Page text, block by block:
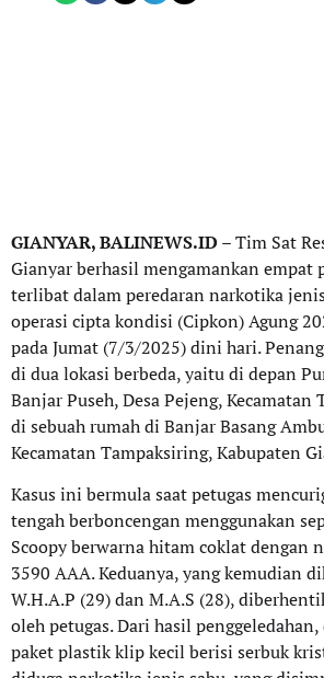
GIANYAR, BALINEWS.ID– Tim Sat
Gianyar berhasil mengamankan empat
terlibat dalam peredaran narkotika
operasi cipta kondisi (Cipkon) Agung
pada Jumat (7/3/2025) dini hari.
di dua lokasi berbeda, yaitu di depan
Banjar Puseh, Desa Pejeng, Kecamatan
di sebuah rumah di Banjar Basang
Kecamatan Tampaksiring, Kabupaten
Kasus ini bermula saat petugas
tengah berboncengan menggunakan
Scoopy berwarna hitam coklat dengan
3590 AAA. Keduanya, yang kemudian
W.H.A.P (29) dan M.A.S (28),
oleh petugas. Dari hasil
paket plastik klip kecil berisi serbuk